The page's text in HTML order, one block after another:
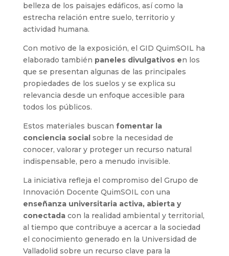
belleza de los paisajes edáficos, así como la
estrecha relación entre suelo, territorio y
actividad humana.
Con motivo de la exposición, el GID QuimSOIL ha
elaborado también paneles divulgativos en los
que se presentan algunas de las principales
propiedades de los suelos y se explica su
relevancia desde un enfoque accesible para
todos los públicos.
Estos materiales buscan fomentar la
conciencia socialsobre la necesidad de
conocer, valorar y proteger un recurso natural
indispensable, pero a menudo invisible.
La iniciativa refleja el compromiso del Grupo de
Innovación Docente QuimSOIL con una
enseñanza universitaria activa, abierta y
conectadacon la realidad ambiental y territorial,
al tiempo que contribuye a acercar a la sociedad
el conocimiento generado en la Universidad de
Valladolid sobre un recurso clave para la